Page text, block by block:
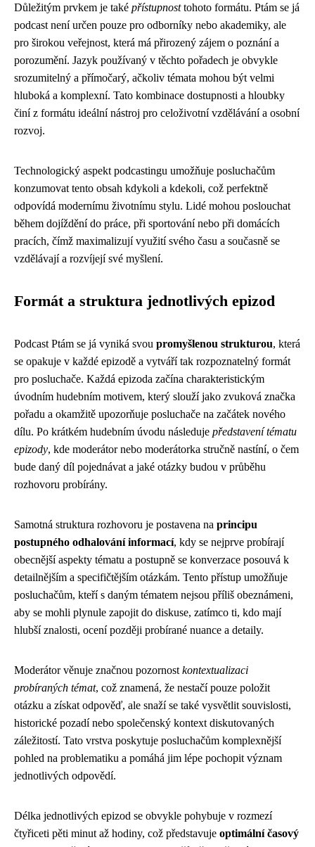
Důležitým prvkem je také přístupnosttohoto formátu. Ptám se já
podcast není určen pouze pro odborníky nebo akademiky, ale
pro širokou veřejnost, která má přirozený zájem o poznání a
porozumění. Jazyk používaný v těchto pořadech je obvykle
srozumitelný a přímočarý, ačkoliv témata mohou být velmi
hluboká a komplexní. Tato kombinace dostupnosti a hloubky
činí z formátu ideální nástroj pro celoživotní vzdělávání a osobní
rozvoj.
Technologický aspekt podcastingu umožňuje posluchačům
konzumovat tento obsah kdykoli a kdekoli, což perfektně
odpovídá modernímu životnímu stylu. Lidé mohou poslouchat
během dojíždění do práce, při sportování nebo při domácích
pracích, čímž maximalizují využití svého času a současně se
vzdělávají a rozvíjejí své myšlení.
Formát a struktura jednotlivých epizod
Podcast Ptám se já vyniká svou promyšlenou strukturou, která
se opakuje v každé epizodě a vytváří tak rozpoznatelný formát
pro posluchače. Každá epizoda začína charakteristickým
úvodním hudebním motivem, který slouží jako zvuková značka
pořadu a okamžitě upozorňuje posluchače na začátek nového
dílu. Po krátkém hudebním úvodu následuje představení tématu
epizody, kde moderátor nebo moderátorka stručně nastíní, o čem
bude daný díl pojednávat a jaké otázky budou v průběhu
rozhovoru probírány.
Samotná struktura rozhovoru je postavena na principu
postupného odhalování informací, kdy se nejprve probírají
obecnější aspekty tématu a postupně se konverzace posouvá k
detailnějším a specifičtějším otázkám. Tento přístup umožňuje
posluchačům, kteří s daným tématem nejsou příliš obeznámeni,
aby se mohli plynule zapojit do diskuse, zatímco ti, kdo mají
hlubší znalosti, ocení později probírané nuance a detaily.
Moderátor věnuje značnou pozornost kontextualizaci
probíraných témat, což znamená, že nestačí pouze položit
otázku a získat odpověď, ale snaží se také vysvětlit souvislosti,
historické pozadí nebo společenský kontext diskutovaných
záležitostí. Tato vrstva poskytuje posluchačům komplexnější
pohled na problematiku a pomáhá jim lépe pochopit význam
jednotlivých odpovědí.
Délka jednotlivých epizod se obvykle pohybuje v rozmezí
čtyřiceti pěti minut až hodiny, což představuje optimální časový